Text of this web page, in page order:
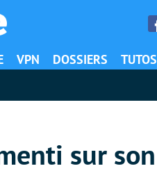
VPN DOSSIERS TUTOS
sur son